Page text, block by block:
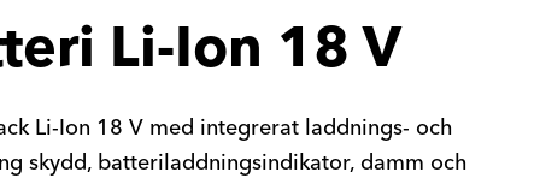
Li-Ion 18 V
Li-Ion 18 V med integrerat laddnings- och
skydd, batteriladdningsindikator, damm och